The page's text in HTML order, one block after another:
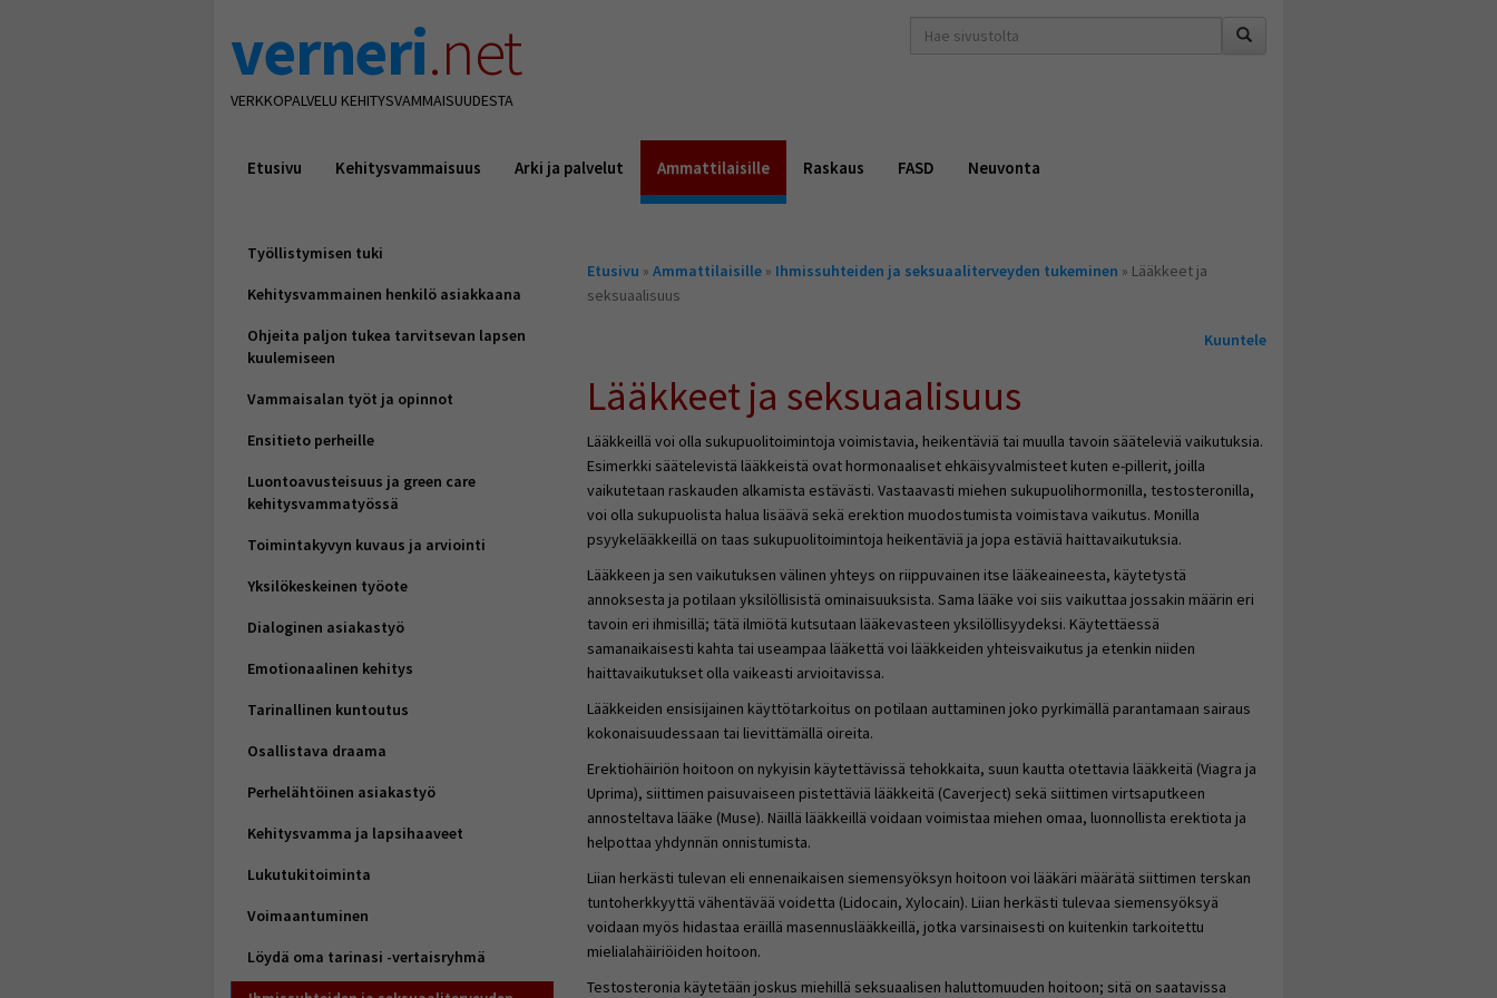
verneri.net
VERKKOPALVELU KEHITYSVAMMAISUUDESTA
hakusana(t)
Etusivu Kehitysvammaisuus Arki ja palvelut Ammattilaisille Raskaus FASD Neuvonta
Työllistymisen tuki
Kehitysvammainen henkilö asiakkaana
Ohjeita paljon tukea tarvitsevan lapsen
kuulemiseen
Vammaisalan työt ja opinnot
Ensitieto perheille
Luontoavusteisuus ja green care
kehitysvammatyössä
Toimintakyvyn kuvaus ja arviointi
Yksilökeskeinen työote
Dialoginen asiakastyö
Emotionaalinen kehitys
Tarinallinen kuntoutus
Osallistava draama
Perhelähtöinen asiakastyö
Kehitysvamma ja lapsihaaveet
Lukutukitoiminta
Voimaantuminen
Löydä oma tarinasi -vertaisryhmä
Olet
täällä
Etusivu » Ammattilaisille» Ihmissuhteiden ja seksuaaliterveyden tukeminen » Lääkkeet ja
seksuaalisuus
Kuuntele
Lääkkeet ja seksuaalisuus
Lääkkeillä voi olla sukupuolitoimintoja voimistavia, heikentäviä tai muulla tavoin sääteleviä vaikutuksia.
Esimerkki säätelevistä lääkkeistä ovat hormonaaliset ehkäisyvalmisteet kuten e-pillerit, joilla
vaikutetaan raskauden alkamista estävästi. Vastaavasti miehen sukupuolihormonilla, testosteronilla,
voi olla sukupuolista halua lisäävä sekä erektion muodostumista voimistava vaikutus. Monilla
psyykelääkkeillä on taas sukupuolitoimintoja heikentäviä ja jopa estäviä haittavaikutuksia.
Lääkkeen ja sen vaikutuksen välinen yhteys on riippuvainen itse lääkeaineesta, käytetystä
annoksesta ja potilaan yksilöllisistä ominaisuuksista. Sama lääke voi siis vaikuttaa jossakin määrin eri
tavoin eri ihmisillä; tätä ilmiötä kutsutaan lääkevasteen yksilöllisyydeksi. Käytettäessä
samanaikaisesti kahta tai useampaa lääkettä voi lääkkeiden yhteisvaikutus ja etenkin niiden
haittavaikutukset olla vaikeasti arvioitavissa.
Lääkkeiden ensisijainen käyttötarkoitus on potilaan auttaminen joko pyrkimällä parantamaan sairaus
kokonaisuudessaan tai lievittämällä oireita.
Erektiohäiriön hoitoon on nykyisin käytettävissä tehokkaita, suun kautta otettavia lääkkeitä (Viagra ja
Uprima), siittimen paisuvaiseen pistettäviä lääkkeitä (Caverject) sekä siittimen virtsaputkeen
annosteltava lääke (Muse). Näillä lääkkeillä voidaan voimistaa miehen omaa, luonnollista erektiota ja
helpottaa yhdynnän onnistumista.
Liian herkästi tulevan eli ennenaikaisen siemensyöksyn hoitoon voi lääkäri määrätä siittimen terskan
tuntoherkkyyttä vähentävää voidetta (Lidocain, Xylocain). Liian herkästi tulevaa siemensyöksyä
voidaan myös hidastaa eräillä masennuslääkkeillä, jotka varsinaisesti on kuitenkin tarkoitettu
mielialahäiriöiden hoitoon.
Testosteronia käytetään joskus miehillä seksuaalisen haluttomuuden hoitoon; sitä on saatavissa